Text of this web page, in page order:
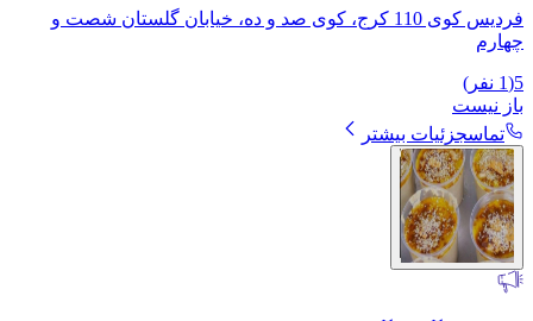
فردیس کوی 110 کرج، کوی صد و ده، خیابان گلستان شصت و
چهارم
5
(
1 نفر)
باز نیست
تماسجزئیات بیشتر